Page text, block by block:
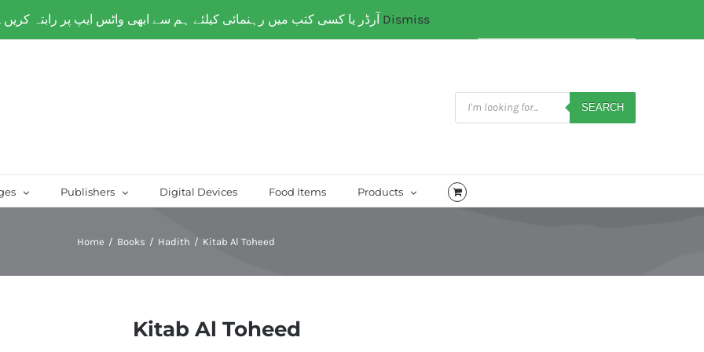
Dismiss
Paksitan) | Same day delivery for Lahore My Account
Products
search
SEARCH
Publishers Digital Devices Food Items Products
Home / Books / Hadith / Kitab Al Toheed
Kitab Al Toheed